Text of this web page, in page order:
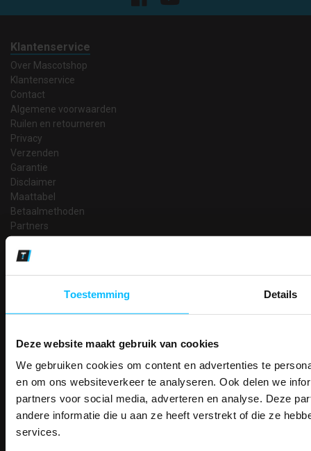
Toestemming Details
Deze website maakt gebruik van cookies
We gebruiken cookies om content en advertenties te
en om ons websiteverkeer te analyseren. Ook delen we
partners voor social media, adverteren en analyse. Deze
andere informatie die u aan ze heeft verstrekt of die ze
services.
Klantenservice
Over Mascotshop
Klantenservice
Contact
Algemene voorwaarden
Ruilen en retourneren
Privacy
Verzenden
Garantie
Disclaimer
Maattabel
Betaalmethoden
Partners
Makkelijk shoppen
14 Dagen tijd om te herroepen
Betaalwijze
Email
Inschrijven
ONTVANG
KORTING OP
PAK